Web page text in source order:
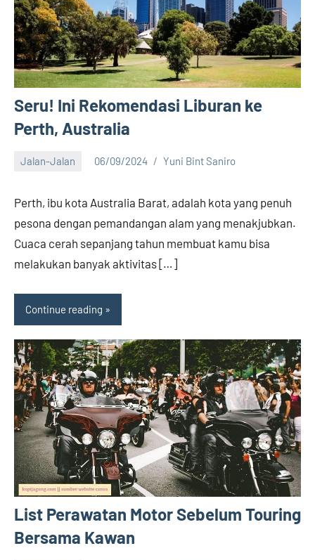
Seru! Ini Rekomendasi Liburan ke
Perth, Australia
Jalan-Jalan 06/09/2024 Yuni Bint Saniro
Perth, ibu kota Australia Barat, adalah kota yang penuh
pesona dengan pemandangan alam yang menakjubkan.
Cuaca cerah sepanjang tahun membuat kamu bisa
melakukan banyak aktivitas […]
Continue reading
List Perawatan Motor Sebelum Touring
Bersama Kawan